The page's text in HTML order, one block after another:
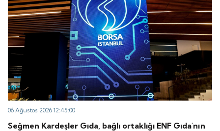
06 Ağustos 2026 12:45:00
Seğmen Kardeşler Gıda, bağlı ortaklığı ENF Gıda'nın